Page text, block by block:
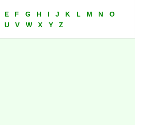
E F G H I J K L M N
O
U V W X Y Z